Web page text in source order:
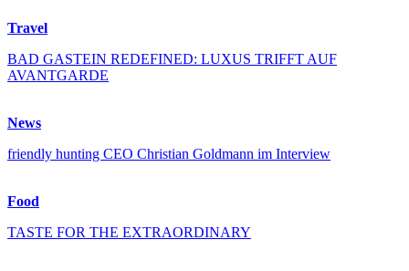
Travel
BAD GASTEIN REDEFINED: LUXUS TRIFFT AUF
AVANTGARDE
News
friendly hunting CEO Christian Goldmann im Interview
Food
TASTE FOR THE EXTRAORDINARY